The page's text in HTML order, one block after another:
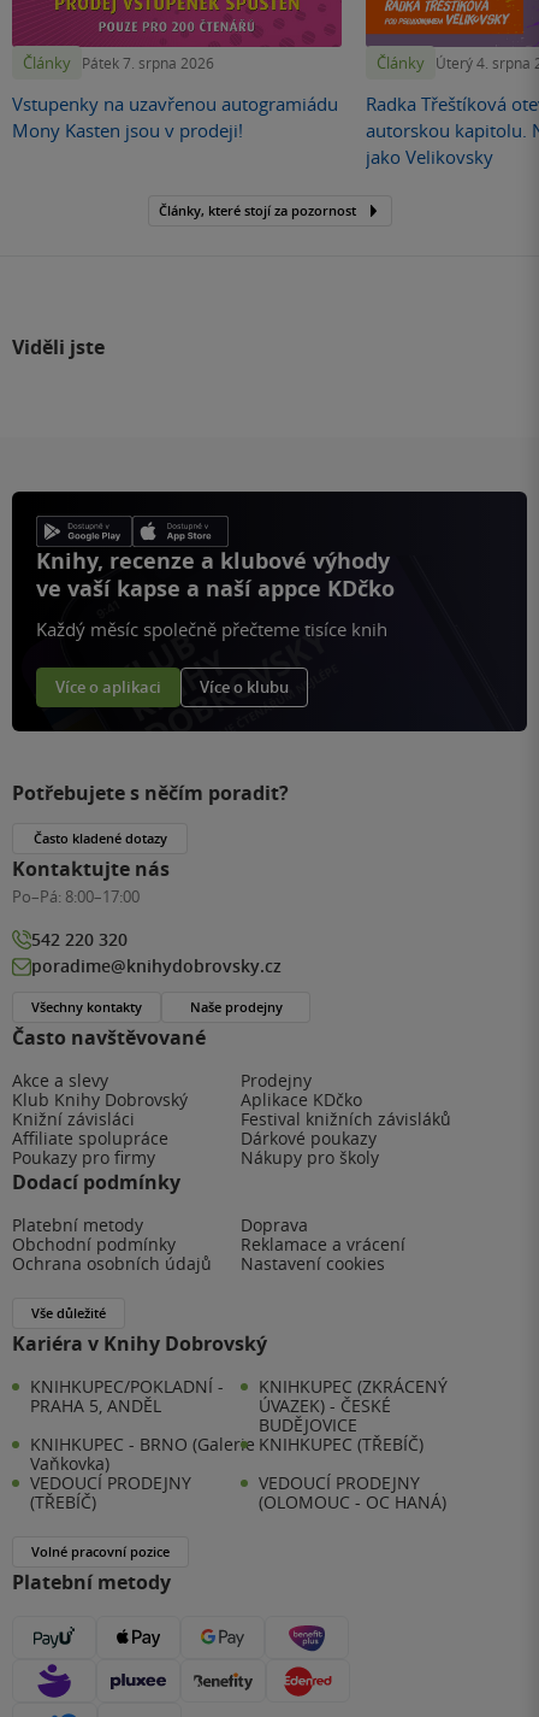
Články Pátek 7. srpna 2026
Vstupenky na uzavřenou autogramiádu
Mony Kasten jsou v prodeji!
Články Úterý 4. srpna
Radka Třeštíková
autorskou kapitolu.
jako Velikovsky
Články, které stojí za pozornost
Viděli jste
Knihy, recenze a klubové výhody
ve vaší kapse a naší appce KDčko
Každý měsíc společně přečteme tisíce knih
Více o aplikaci Více o klubu
Často navštěvované
Akce a slevy
Prodejny
Klub Knihy Dobrovský
Aplikace KDčko
Knižní závisláci
Festival knižních závisláků
Affiliate spolupráce
Dárkové poukazy
Poukazy pro firmy
Nákupy pro školy
Dodací podmínky
Platební metody
Doprava
Obchodní podmínky
Reklamace a vrácení
Ochrana osobních údajů
Nastavení cookies
Vše důležité
Kariéra v Knihy Dobrovský
KNIHKUPEC/POKLADNÍ -
PRAHA 5, ANDĚL
KNIHKUPEC (ZKRÁCENÝ
ÚVAZEK) - ČESKÉ
BUDĚJOVICE
KNIHKUPEC - BRNO (Galerie
Vaňkovka)
KNIHKUPEC (TŘEBÍČ)
VEDOUCÍ PRODEJNY
(TŘEBÍČ)
VEDOUCÍ PRODEJNY
(OLOMOUC - OC HANÁ)
Volné pracovní pozice
Platební metody
Potřebujete s něčím poradit?
Často kladené dotazy
Kontaktujte nás
Po–Pá: 8:00–17:00
542 220 320
poradime@knihydobrovsky.cz
Všechny kontakty Naše prodejny